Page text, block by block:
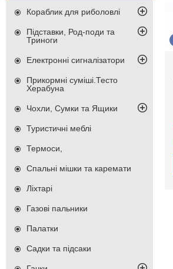
Кораблик для риболовлі
Підставки, Род-поди та
Триноги
Електронні сигналізатори
Прикормні суміші.Тесто
Херабуна
Чохли, Сумки та Ящики
Туристичні меблі
Термоси,
Спальні мішки та каремати
Ліхтарі
Газові пальники
Палатки
Садки та підсаки